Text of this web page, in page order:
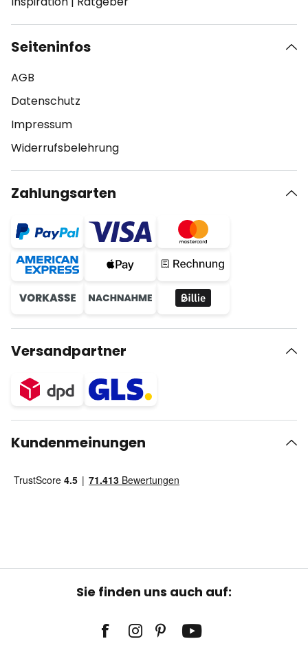
Seiteninfos
AGB
Datenschutz
Impressum
Widerrufsbelehrung
Zahlungsarten
Versandpartner
Kundenmeinungen
Sie finden uns auch auf: